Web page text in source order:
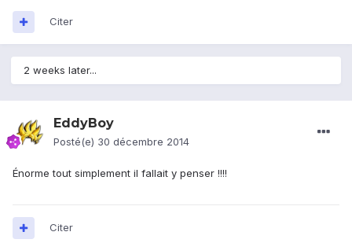
Citer
2 weeks later...
EddyBoy
Posté(e) 30 décembre 2014
Énorme tout simplement il fallait y penser !!!!
Citer